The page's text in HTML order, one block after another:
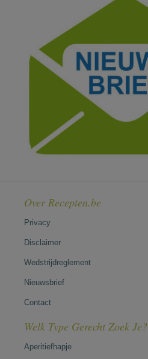
Over Recepten.be
Privacy
Disclaimer
Wedstrijdreglement
Nieuwsbrief
Contact
Welk Type Gerecht Zoek Je?
Aperitiefhapje